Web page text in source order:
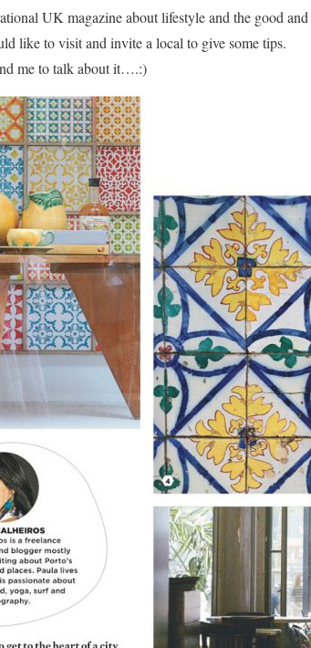
UK magazine about lifestyle and the good
like to visit and invite a local to give some tips.
me to talk about it….:)